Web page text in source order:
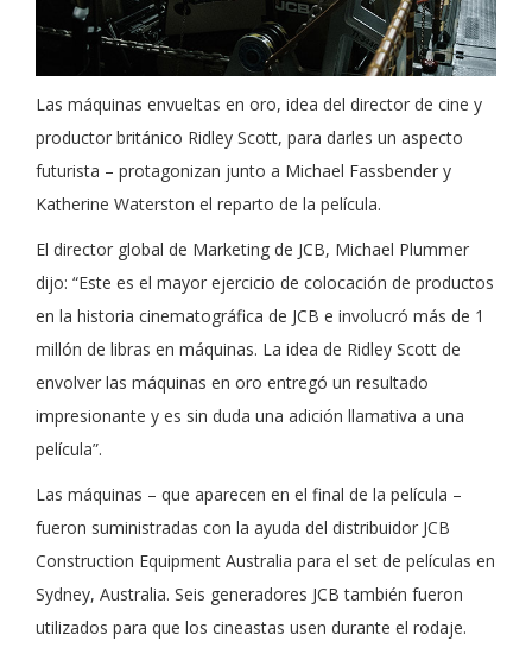
Las máquinas envueltas en oro, idea del director de cine y
productor británico Ridley Scott, para darles un aspecto
futurista – protagonizan junto a Michael Fassbender y
Katherine Waterston el reparto de la película.
El director global de Marketing de JCB, Michael Plummer
dijo: “Este es el mayor ejercicio de colocación de productos
en la historia cinematográfica de JCB e involucró más de 1
millón de libras en máquinas. La idea de Ridley Scott de
envolver las máquinas en oro entregó un resultado
impresionante y es sin duda una adición llamativa a una
película”.
Las máquinas – que aparecen en el final de la película –
fueron suministradas con la ayuda del distribuidor JCB
Construction Equipment Australia para el set de películas en
Sydney, Australia. Seis generadores JCB también fueron
utilizados para que los cineastas usen durante el rodaje.